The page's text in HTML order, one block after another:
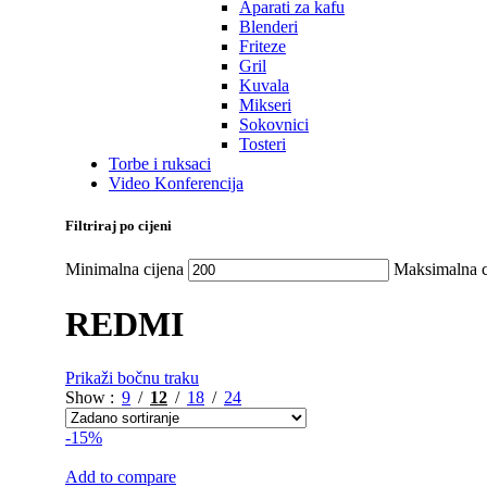
Aparati za kafu
Blenderi
Friteze
Gril
Kuvala
Mikseri
Sokovnici
Tosteri
Torbe i ruksaci
Video Konferencija
Filtriraj po cijeni
Minimalna cijena Maksimalna
REDMI
Prikaži bočnu traku
Show
9 12 18 24
-15%
Add to compare